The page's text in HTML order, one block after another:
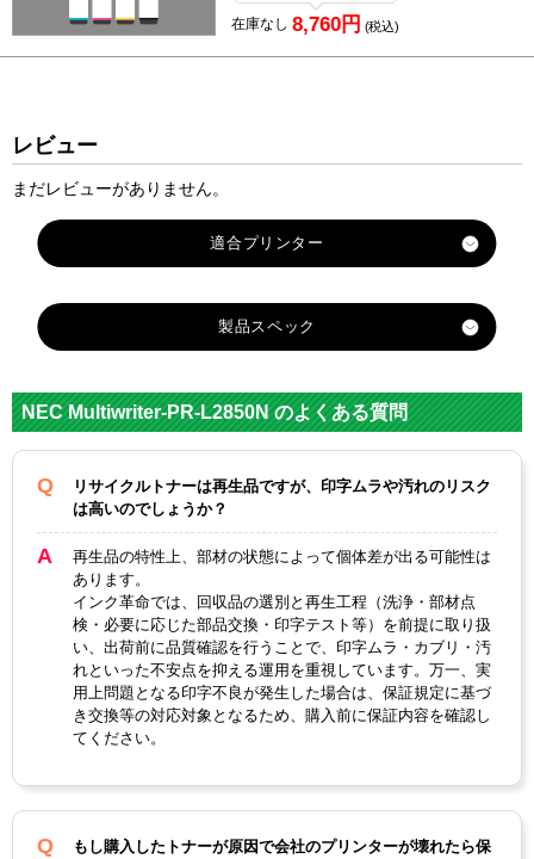
在庫なし 8,760円 (税込)
レビュー
まだレビューがありません。
製品スペック
メーカー
NEC
対応
純正型番
カラー
ICチップ あり
製品タイプ リサイクルトナー
NEC Multiwriter-PR-L2850N のよくある質問
リサイクルトナーは再生品ですが、印字ムラや汚れのリスク
は高いのでしょうか？
再生品の特性上、部材の状態によって個体差が出る可能性は
あります。
インク革命では、回収品の選別と再生工程（洗浄・部材点
検・必要に応じた部品交換・印字テスト等）を前提に取り扱
い、出荷前に品質確認を行うことで、印字ムラ・カブリ・汚
れといった不安点を抑える運用を重視しています。万一、実
用上問題となる印字不良が発生した場合は、保証規定に基づ
き交換等の対応対象となるため、購入前に保証内容を確認し
てください。
もし購入したトナーが原因で会社のプリンターが壊れたら保